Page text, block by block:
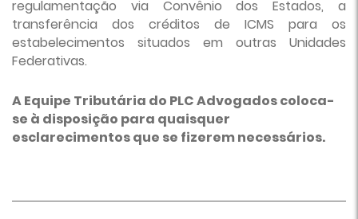
regulamentação via Convênio dos Estados, a
transferência dos créditos de ICMS para os
estabelecimentos situados em outras Unidades
Federativas.
A Equipe Tributária do PLC Advogados coloca-
se à disposição para quaisquer
esclarecimentos que se fizerem necessários.